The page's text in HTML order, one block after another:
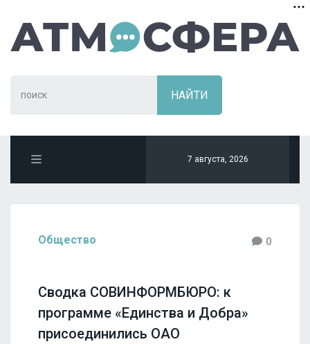
7 августа, 2026
Общество 0
Сводка СОВИНФОРМБЮРО: к
программе «Единства и Добра»
присоединились ОАО